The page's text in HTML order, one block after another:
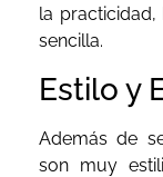
la
sencilla.
Estilo y
Además de
son muy